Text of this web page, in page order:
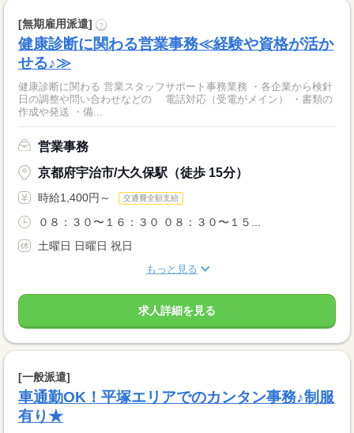
[無期雇用派遣] ?
健康診断に関わる営業事務≪経験や資格が活か
せる♪≫
健康診断に関わる 営業スタッフサポート事務業務 ・各企業から検針
日の調整や問い合わせなどの 電話対応（受電がメイン） ・書類の
作成や発送 ・備...
営業事務
京都府宇治市/大久保駅（徒歩 15分）
時給1,400円～ 交通費全額支給
０８：３０〜１６：３０ ０８：３０〜１５...
土曜日 日曜日 祝日
もっと見る
求人詳細を見る
[一般派遣]
車通勤OK！平塚エリアでのカンタン事務♪制服
有り★